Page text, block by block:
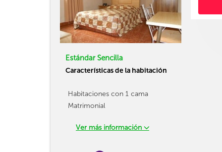
Estándar Sencilla
Características de la habitación
Habitaciones con 1 cama
Matrimonial
Ver más información